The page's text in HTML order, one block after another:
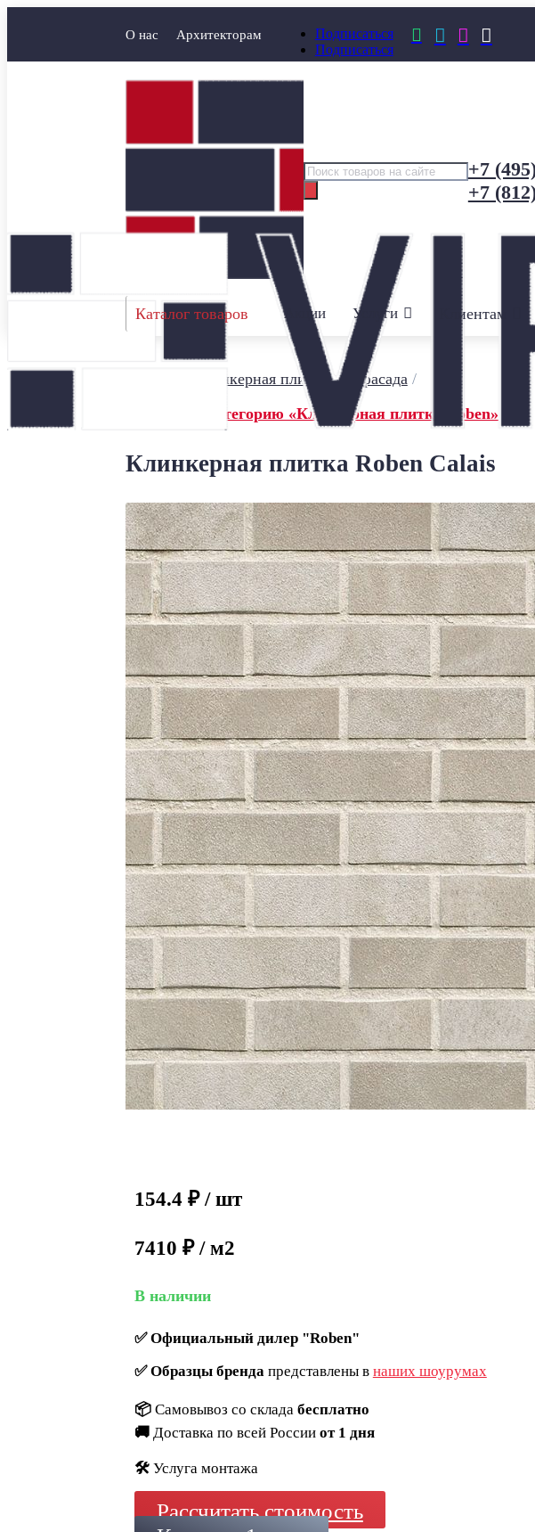
О нас Архитекторам
Подписаться
Подписаться
   
Поиск
товаров
+7
+7
Каталог товаров Акции Услуги Клиентам
Клинкерная плитка для фасада/
← Назад в категорию «Клинкерная плитка Roben»
Клинкерная плитка Roben Calais
154.4 ₽ / шт
7410 ₽ / м2
В наличии
✅Официальный дилер "Roben"
✅Образцы брендапредставлены в наших шоурумах
📦 Самовывоз со склада бесплатно
🚚 Доставка по всей России от 1 дня
🛠️ Услуга монтажа
Рассчитать стоимость